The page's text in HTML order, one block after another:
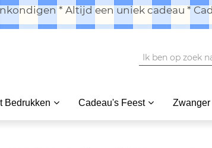
* Altijd een uniek cadeau *
Bedrukken Cadeau's Feest Zwanger